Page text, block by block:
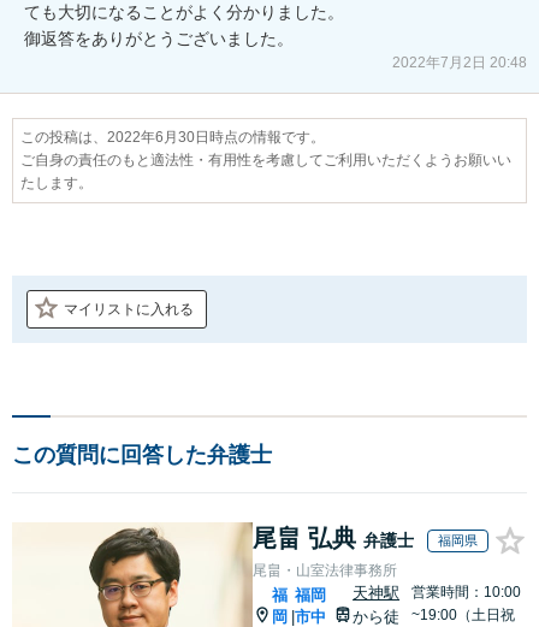
ても大切になることがよく分かりました。
2022年7月2日 20:48
この投稿は、2022年6月30日時点の情報です。
ご自身の責任のもと適法性・有用性を考慮してご利用いただくようお願いい
たします。
マイリストに入れる
この質問に回答した弁護士
尾畠 弘典 弁護士 福岡県
尾畠・山室法律事務所
福
岡 |
福岡
市中
天神駅
から徒
営業時間：10:00
~19:00（土日祝